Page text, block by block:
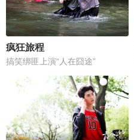
疯狂旅程
搞笑绑匪上演“人在囧途”